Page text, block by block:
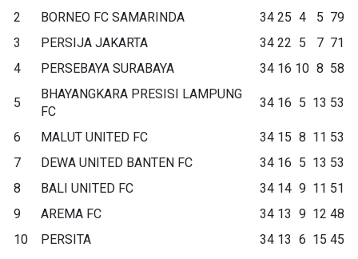
2
BORNEO FC SAMARINDA 34 25 4 5 79
3
PERSIJA JAKARTA 34 22 5 7 71
4
PERSEBAYA SURABAYA 34 16 10 8 58
5
BHAYANGKARA PRESISI LAMPUNG
FC
34 16 5 13 53
6 MALUT UNITED FC 34 15 8 11 53
7
DEWA UNITED BANTEN FC 34 16 5 13 53
8
BALI UNITED FC 34 14 9 11 51
9
AREMA FC 34 13 9 12 48
10
PERSITA 34 13 6 15 45